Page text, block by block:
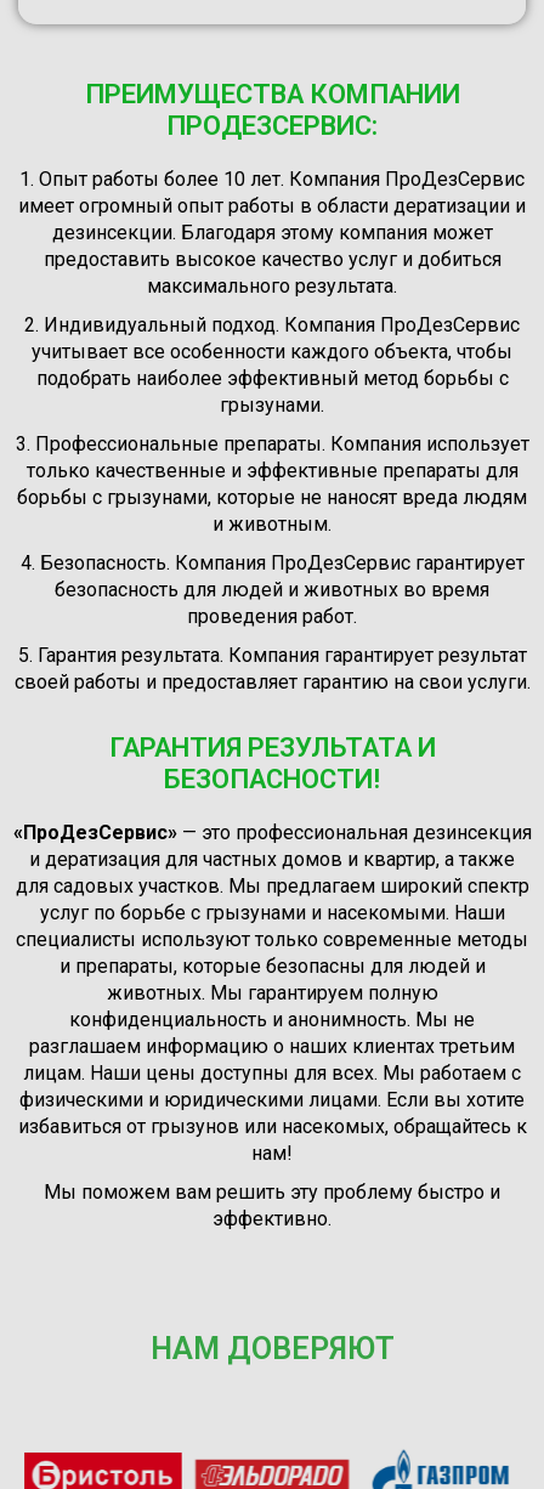
ПРЕИМУЩЕСТВА КОМПАНИИ
ПРОДЕЗСЕРВИС:
1. Опыт работы более 10 лет. Компания ПроДезСервис
имеет огромный опыт работы в области дератизации и
дезинсекции. Благодаря этому компания может
предоставить высокое качество услуг и добиться
максимального результата.
2. Индивидуальный подход. Компания ПроДезСервис
учитывает все особенности каждого объекта, чтобы
подобрать наиболее эффективный метод борьбы с
грызунами.
3. Профессиональные препараты. Компания использует
только качественные и эффективные препараты для
борьбы с грызунами, которые не наносят вреда людям
и животным.
4. Безопасность. Компания ПроДезСервис гарантирует
безопасность для людей и животных во время
проведения работ.
5. Гарантия результата. Компания гарантирует результат
своей работы и предоставляет гарантию на свои услуги.
ГАРАНТИЯ РЕЗУЛЬТАТА И
БЕЗОПАСНОСТИ!
«ПроДезСервис»— это профессиональная дезинсекция
и дератизация для частных домов и квартир, а также
для садовых участков. Мы предлагаем широкий спектр
услуг по борьбе с грызунами и насекомыми. Наши
специалисты используют только современные методы
и препараты, которые безопасны для людей и
животных. Мы гарантируем полную
конфиденциальность и анонимность. Мы не
разглашаем информацию о наших клиентах третьим
лицам. Наши цены доступны для всех. Мы работаем с
физическими и юридическими лицами. Если вы хотите
избавиться от грызунов или насекомых, обращайтесь к
нам!
Мы поможем вам решить эту проблему быстро и
эффективно.
НАМ ДОВЕРЯЮТ